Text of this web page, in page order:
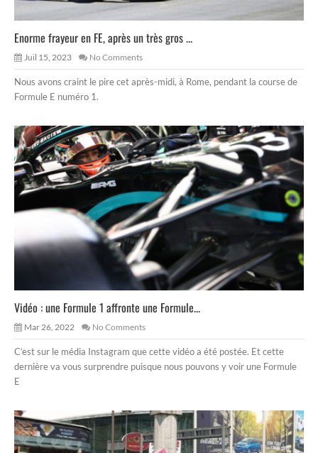
Enorme frayeur en FE, après un très gros ...
Juil 15, 2023 No Comments
Nous avons craint le pire cet après-midi, à Rome, pendant la course de
Formule E numéro 1.
Vidéo : une Formule 1 affronte une Formule...
Mar 26, 2022 No Comments
C’est sur le média Instagram que cette vidéo a été postée. Et cette
dernière va vous surprendre puisque nous pouvons y voir une Formule
E